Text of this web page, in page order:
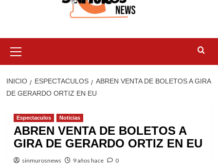
principal
INICIO ESPECTACULOS
ABREN VENTA DE BOLETOS A GIRA
DE GERARDO ORTIZ EN EU
Espectaculos Noticias
ABREN VENTA DE BOLETOS A
GIRA DE GERARDO ORTIZ EN EU
sinmurosnews 9 años hace 0